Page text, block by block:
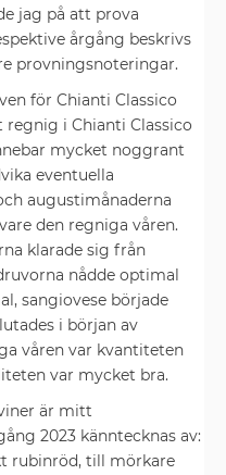
jag på att prova
årgång beskrivs
provningsnoteringar.
för Chianti Classico
regnig i Chianti Classico
mycket noggrant
eventuella
augustimånaderna
den regniga våren.
klarade sig från
nådde optimal
sangiovese började
i början av
våren var kvantiteten
var mycket bra.
är mitt
2023 känntecknas av:
rubinröd, till mörkare